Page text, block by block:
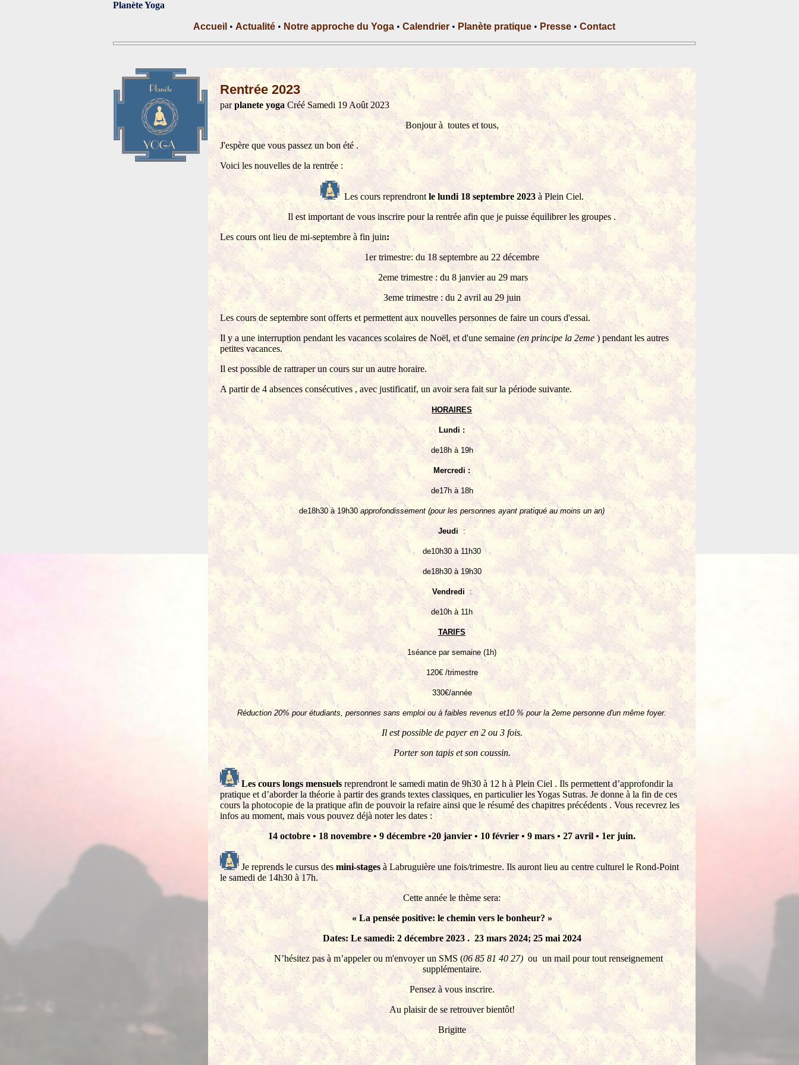
Planète Yoga
Accueil • Actualité • Notre approche du Yoga • Calendrier • Planète pratique • Presse • Contact
Rentrée 2023
parplanete yoga Créé Samedi 19 Août 2023
Bonjour à toutes et tous,
J'espère que vous passez un bon été .
Voici les nouvelles de la rentrée :
Les cours reprendrontle lundi 18septembre 2023 à Plein Ciel.
Il est important de vous inscrire pour la rentrée afin que je puisse équilibrer les groupes .
Les cours ont lieu de mi-septembre à fin juin:
1er trimestre: du 18 septembre au 22 décembre
2eme trimestre : du 8 janvier au 29 mars
3eme trimestre : du 2 avril au 29 juin
Les cours de septembre sont offerts et permettent aux nouvelles personnes de faire un cours d'essai.
Il y a une interruption pendant les vacances scolaires de Noël, et d'une semaine (en principe la 2eme ) pendant les autres
petites vacances.
Il est possible de rattraper un cours sur un autre horaire.
A partir de 4 absences consécutives , avec justificatif, un avoir sera fait sur la période suivante.
HORAIRES
Lundi :
de18h à 19h
Mercredi :
de17h à 18h
de18h30 à 19h30 approfondissement (pour les personnes ayant pratiqué au moins un an)
Jeudi :
de10h30 à 11h30
de18h30 à 19h30
Vendredi :
de10h à 11h
TARIFS
1séance par semaine (1h)
120€ /trimestre
330€/année
Réduction 20% pour étudiants, personnes sans emploi ou à faibles revenus et10 % pour la 2eme personne d'un même foyer.
Il est possible de payer en 2 ou 3 fois.
Porter son tapis et son coussin.
Les cours longs mensuels reprendront le samedi matin de 9h30 à 12 h à Plein Ciel . Ils permettent d’approfondir la
pratique et d’aborder la théorie à partir des grands textes classiques, en particulier les Yogas Sutras. Je donne à la fin de ces
cours la photocopie de la pratique afin de pouvoir la refaire ainsi que le résumé des chapitres précédents . Vous recevrez les
infos au moment, mais vous pouvez déjà noter les dates :
14 octobre • 18 novembre • 9 décembre •20 janvier • 10février • 9mars • 27 avril • 1er juin.
Je reprends le cursus des mini-stages à Labruguière une fois/trimestre. Ils auront lieu au centre culturel le Rond-Point
le samedi de 14h30 à 17h.
Cette année le thème sera:
«La pensée positive: le chemin vers le bonheur? »
Dates: Le samedi: 2 décembre 2023 . 23 mars 2024; 25 mai 2024
N’hésitez pas à m’appeler ou m'envoyer un SMS (06 85 81 40 27) ou un mail pour tout renseignement
supplémentaire.
Pensez à vous inscrire.
Au plaisir de se retrouver bientôt!
Brigitte